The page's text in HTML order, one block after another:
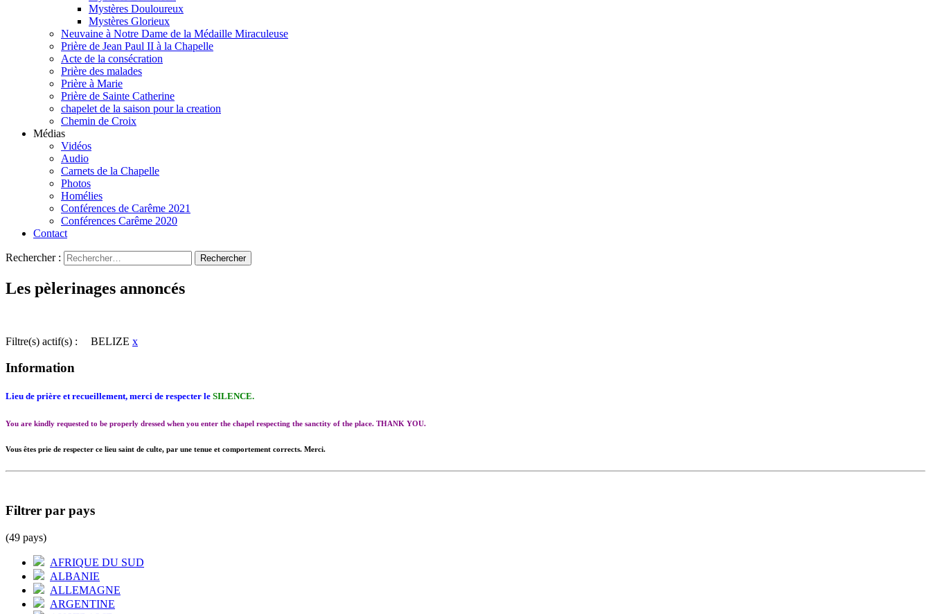
Mystères Douloureux
Mystères Glorieux
Neuvaine à Notre Dame de la Médaille Miraculeuse
Prière de Jean Paul II à la Chapelle
Acte de la consécration
Prière des malades
Prière à Marie
Prière de Sainte Catherine
chapelet de la saison pour la creation
Chemin de Croix
Médias
Vidéos
Audio
Carnets de la Chapelle
Photos
Homélies
Conférences de Carême 2021
Conférences Carême 2020
Contact
Rechercher :
Les pèlerinages annoncés
Filtre(s) actif(s) : BELIZE x
Information
Lieu de prière et recueillement, merci de respecter le SILENCE.
You are kindly requested to be properly dressed when you enter the chapel respecting the sanctity of the place. THANK YOU.
Vous êtes prie de respecter ce lieu saint de culte, par une tenue et comportement corrects. Merci.
Filtrer par pays
(49 pays)
AFRIQUE DU SUD
ALBANIE
ALLEMAGNE
ARGENTINE